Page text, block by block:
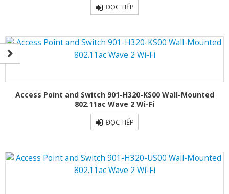
ĐỌC TIẾP
Access Point and Switch 901-H320-KS00 Wall-Mounted
802.11ac Wave 2 Wi-Fi
ĐỌC TIẾP